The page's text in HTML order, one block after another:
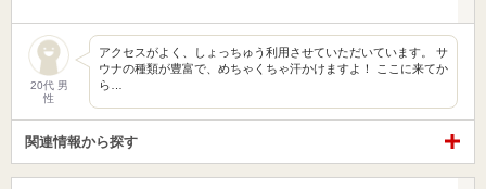
20代 男
性
アクセスがよく、しょっちゅう利用させていただいています。 サ
ウナの種類が豊富で、めちゃくちゃ汗かけますよ！ ここに来てか
ら…
関連情報から探す